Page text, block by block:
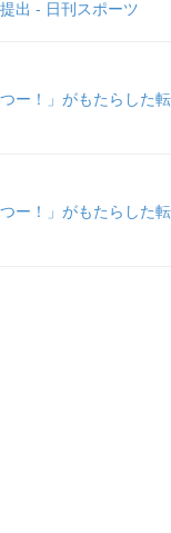
出 - 日刊スポーツ
ー！」がもたらした転
ー！」がもたらした転